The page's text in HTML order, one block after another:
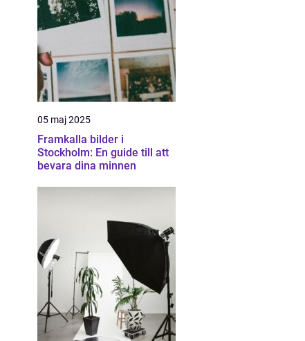
05 maj 2025
Framkalla bilder i
Stockholm: En guide till att
bevara dina minnen